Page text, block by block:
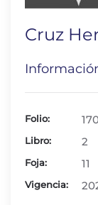
Cruz
Folio:
Libro: 2
Foja: 11
Vigencia: